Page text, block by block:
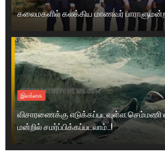
கலைமகளில் கலக்கிய மாணவர்
இலங்கை
விசாரணைக்கு எடுக்கப்படவுள்ள
மன்றில் சமர்ப்பிக்கப்படலாம்..!